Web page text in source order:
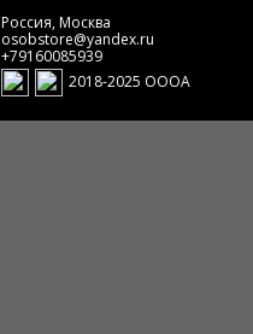
Россия, Москва
osobstore@yandex.ru
+79160085939
2018-2025 ОООА